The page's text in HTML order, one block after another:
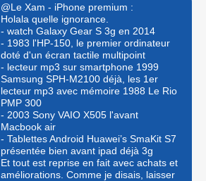
@Le Xam - iPhone premium :
Holala quelle ignorance.
- watch Galaxy Gear S 3g en 2014
- 1983 l'HP-150, le premier ordinateur
doté d'un écran tactile multipoint
- lecteur mp3 sur smartphone 1999
Samsung SPH-M2100 déjà, les 1er
lecteur mp3 avec mémoire 1988 Le Rio
PMP 300
- 2003 Sony VAIO X505 l'avant
Macbook air
- Tablettes Android Huawei’s SmaKit S7
présentée bien avant ipad déjà 3g
Et tout est reprise en fait avec achats et
améliorations. Comme je disais, laisser